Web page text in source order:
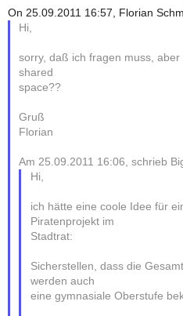
On 25.09.2011 16:57, Florian
Hi,
sorry, daß ich fragen muss,
shared
space??
Gruß
Florian
Am 25.09.2011 16:06, schrieb
Hi,
ich hätte eine coole Idee für
Piratenprojekt im
Stadtrat:
Sicherstellen, dass die
werden auch
eine gymnasiale Oberstufe